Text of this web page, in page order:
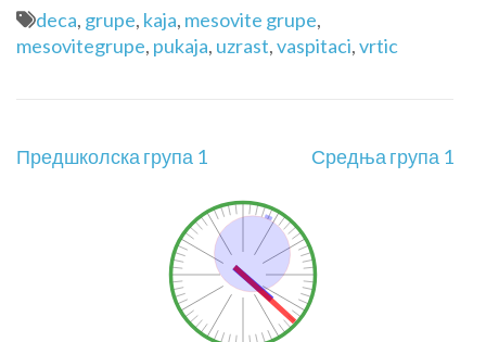
deca, grupe, kaja, mesovite grupe,
mesovitegrupe, pukaja, uzrast,vaspitaci,vrtic
Предшколска група 1 Средња група 1